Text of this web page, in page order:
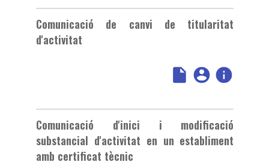
Comunicació de canvi de titularitat
d'activitat
Comunicació d'inici i modificació
substancial d'activitat en un establiment
amb certificat tècnic